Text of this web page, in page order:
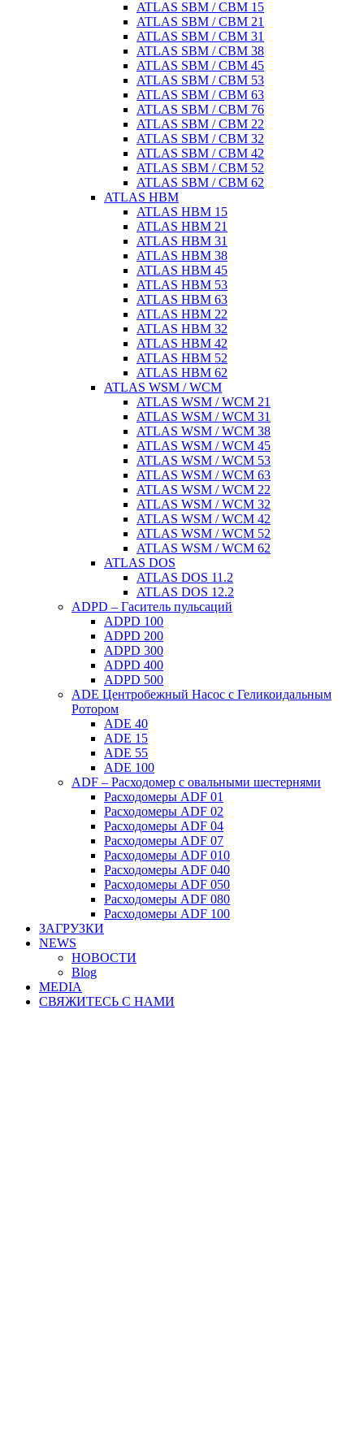
ATLAS SBM / CBM 15
ATLAS SBM / CBM 21
ATLAS SBM / CBM 31
ATLAS SBM / CBM 38
ATLAS SBM / CBM 45
ATLAS SBM / CBM 53
ATLAS SBM / CBM 63
ATLAS SBM / CBM 76
ATLAS SBM / CBM 22
ATLAS SBM / CBM 32
ATLAS SBM / CBM 42
ATLAS SBM / CBM 52
ATLAS SBM / CBM 62
ATLAS HBM
ATLAS HBM 15
ATLAS HBM 21
ATLAS HBM 31
ATLAS HBM 38
ATLAS HBM 45
ATLAS HBM 53
ATLAS HBM 63
ATLAS HBM 22
ATLAS HBM 32
ATLAS HBM 42
ATLAS HBM 52
ATLAS HBM 62
ATLAS WSM / WCM
ATLAS WSM / WCM 21
ATLAS WSM / WCM 31
ATLAS WSM / WCM 38
ATLAS WSM / WCM 45
ATLAS WSM / WCM 53
ATLAS WSM / WCM 63
ATLAS WSM / WCM 22
ATLAS WSM / WCM 32
ATLAS WSM / WCM 42
ATLAS WSM / WCM 52
ATLAS WSM / WCM 62
ATLAS DOS
ATLAS DOS 11.2
ATLAS DOS 12.2
ADPD – Гаситель пульсаций
ADPD 100
ADPD 200
ADPD 300
ADPD 400
ADPD 500
ADE Центробежный Насос с Геликоидальным
Ротором
ADE 40
ADE 15
ADE 55
ADE 100
ADF – Расходомер с овальными шестернями
Расходомеры ADF 01
Расходомеры ADF 02
Расходомеры ADF 04
Расходомеры ADF 07
Расходомеры ADF 010
Расходомеры ADF 040
Расходомеры ADF 050
Расходомеры ADF 080
Расходомеры ADF 100
ЗАГРУЗКИ
NEWS
НОВОСТИ
Blog
MEDIA
СВЯЖИТЕСЬ С НАМИ